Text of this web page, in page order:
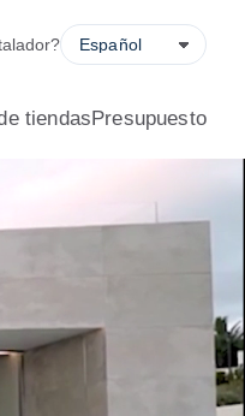
de presupuesto y
?
tiendasPresupuesto